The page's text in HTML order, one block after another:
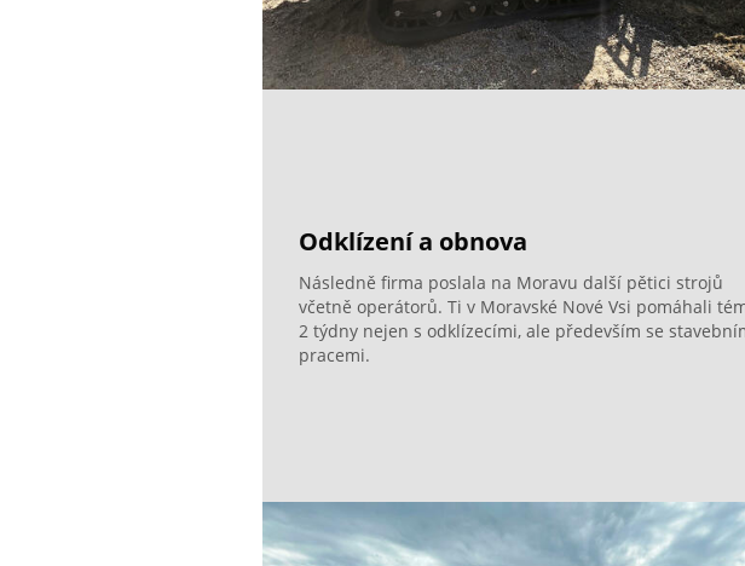
Odklízení a obnova
Následně firma poslala na Moravu další pětici strojů
včetně operátorů. Ti v Moravské Nové Vsi pomáhali
2 týdny nejen s odklízecími, ale především se
pracemi.